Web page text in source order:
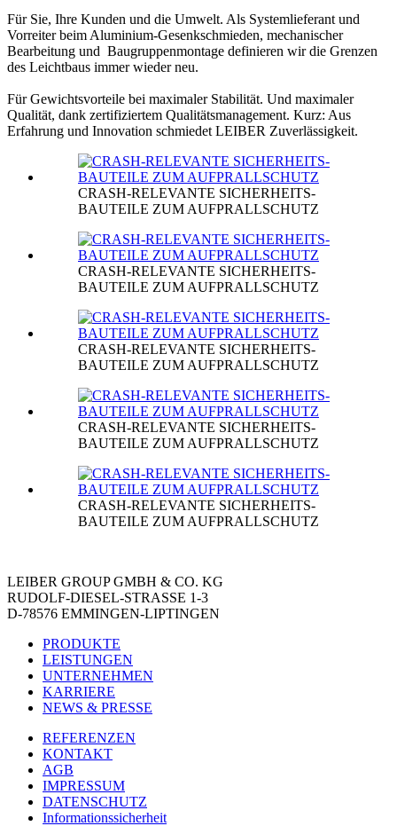
Für Sie, Ihre Kunden und die Umwelt. Als Systemlieferant und
Vorreiter beim Aluminium-Gesenkschmieden, mechanischer
Bearbeitung und Baugruppenmontage definieren wir die Grenzen
des Leichtbaus immer wieder neu.
Für Gewichtsvorteile bei maximaler Stabilität. Und maximaler
Qualität, dank zertifiziertem Qualitätsmanagement. Kurz: Aus
Erfahrung und Innovation schmiedet LEIBER Zuverlässigkeit.
CRASH-RELEVANTE SICHERHEITS-
BAUTEILE ZUM AUFPRALLSCHUTZ
CRASH-RELEVANTE SICHERHEITS-
BAUTEILE ZUM AUFPRALLSCHUTZ
CRASH-RELEVANTE SICHERHEITS-
BAUTEILE ZUM AUFPRALLSCHUTZ
CRASH-RELEVANTE SICHERHEITS-
BAUTEILE ZUM AUFPRALLSCHUTZ
CRASH-RELEVANTE SICHERHEITS-
BAUTEILE ZUM AUFPRALLSCHUTZ
LEIBER GROUP GMBH & CO. KG
RUDOLF-DIESEL-STRASSE 1-3
D-78576 EMMINGEN-LIPTINGEN
PRODUKTE
LEISTUNGEN
UNTERNEHMEN
KARRIERE
NEWS & PRESSE
REFERENZEN
KONTAKT
AGB
IMPRESSUM
DATENSCHUTZ
Informationssicherheit